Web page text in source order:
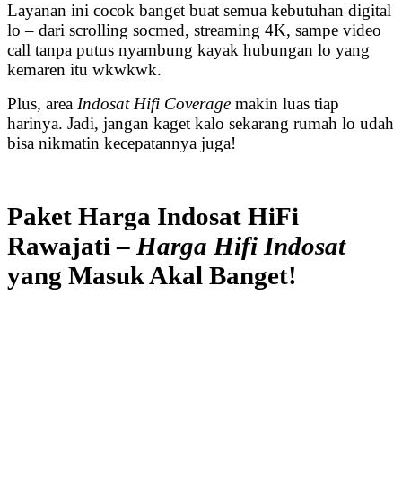
Layanan ini cocok banget buat semua kebutuhan digital
lo – dari scrolling socmed, streaming 4K, sampe video
call tanpa putus nyambung kayak hubungan lo yang
kemaren itu wkwkwk.
Plus, area Indosat Hifi Coverage makin luas tiap
harinya. Jadi, jangan kaget kalo sekarang rumah lo udah
bisa nikmatin kecepatannya juga!
Paket Harga Indosat HiFi
Rawajati – Harga Hifi Indosat
yang Masuk Akal Banget!